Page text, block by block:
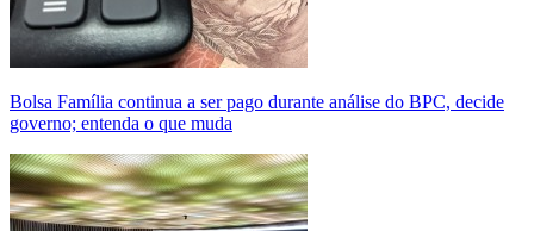
Bolsa Família continua a ser pago durante análise do BPC, decide
governo; entenda o que muda